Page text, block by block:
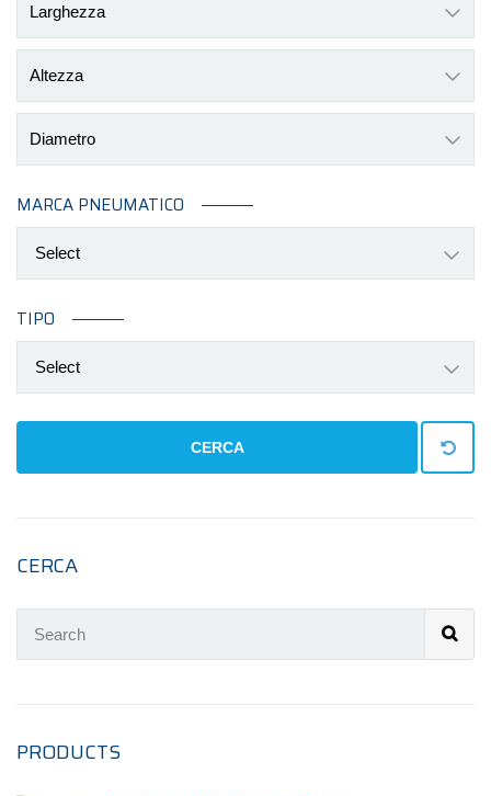
Larghezza
Altezza
Diametro
MARCA PNEUMATICO
Select
TIPO
Select
CERCA
CERCA
PRODUCTS